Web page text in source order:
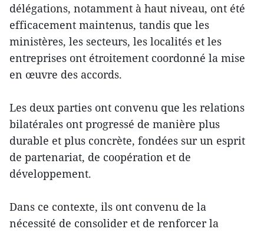
délégations, notamment à haut niveau, ont été
efficacement maintenus, tandis que les
ministères, les secteurs, les localités et les
entreprises ont étroitement coordonné la mise
en œuvre des accords.
Les deux parties ont convenu que les relations
bilatérales ont progressé de manière plus
durable et plus concrète, fondées sur un esprit
de partenariat, de coopération et de
développement.
Dans ce contexte, ils ont convenu de la
nécessité de consolider et de renforcer la